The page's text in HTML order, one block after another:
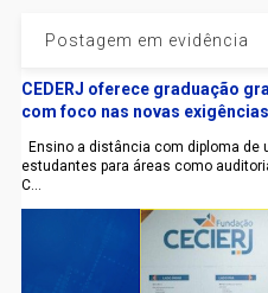
Postagem em evidência
CEDERJ oferece graduação
com foco nas novas
Ensino a distância com diploma de
estudantes para áreas como
C...